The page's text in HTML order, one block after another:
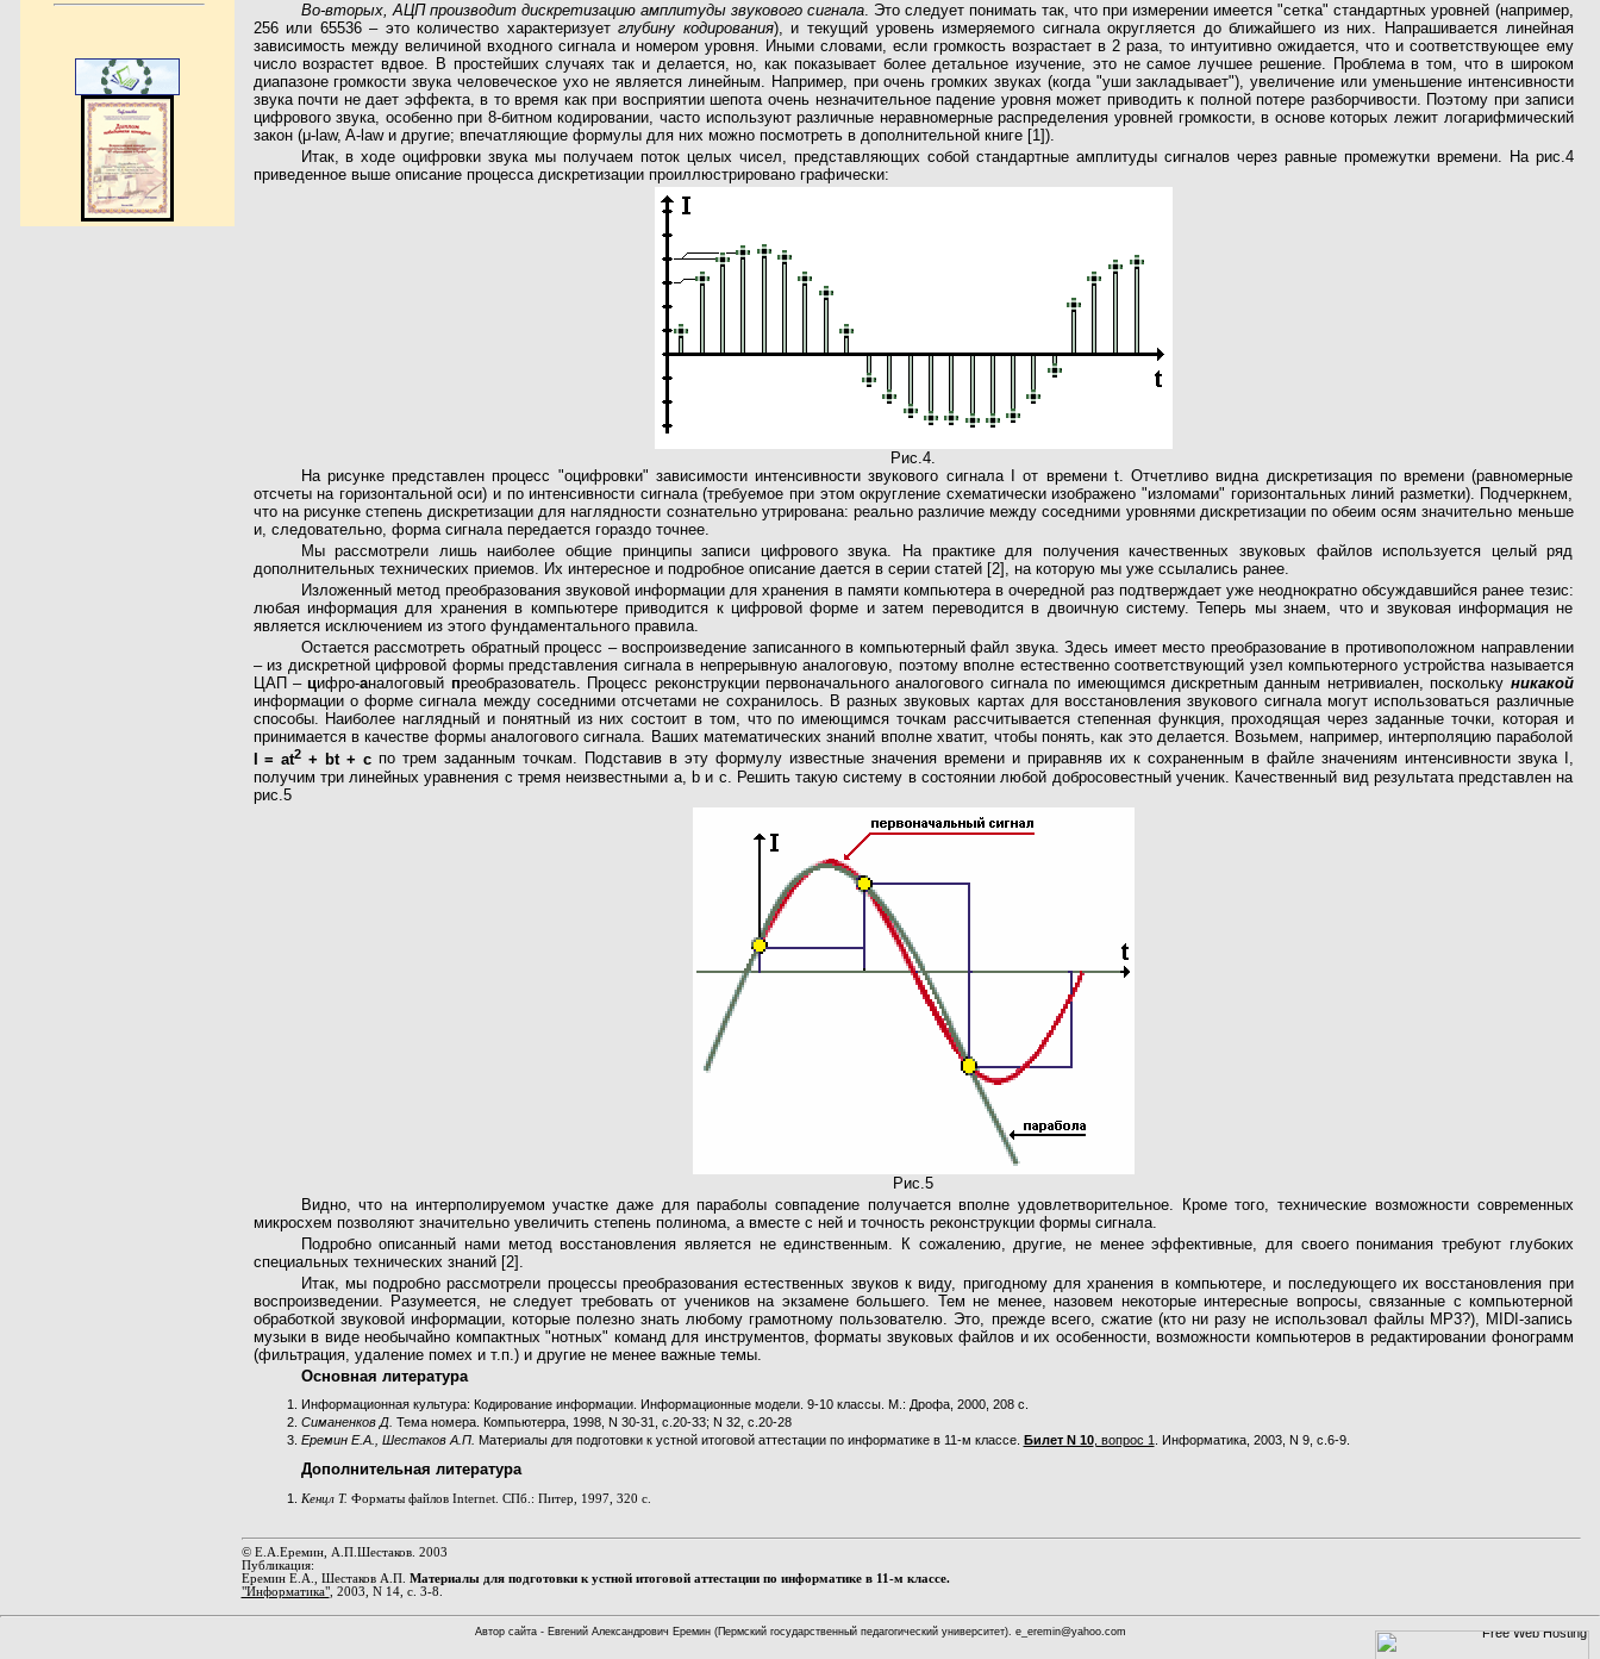
Во-вторых, АЦП производит дискретизацию амплитуды звукового сигнала. Это следует понимать так, что при измерении имеется "сетка" стандартных уровней (например,
256 или 65536 – это количество характеризуетглубину кодирования), и текущий уровень измеряемого сигнала округляется до ближайшего из них. Напрашивается линейная
зависимость между величиной входного сигнала и номером уровня. Иными словами, если громкость возрастает в 2 раза, то интуитивно ожидается, что и соответствующее ему
число возрастет вдвое. В простейших случаях так и делается, но, как показывает более детальное изучение, это не самое лучшее решение. Проблема в том, что в широком
диапазоне громкости звука человеческое ухо не является линейным. Например, при очень громких звуках (когда "уши закладывает"), увеличение или уменьшение интенсивности
звука почти не дает эффекта, в то время как при восприятии шепота очень незначительное падение уровня может приводить к полной потере разборчивости. Поэтому при записи
цифрового звука, особенно при 8-битном кодировании, часто используют различные неравномерные распределения уровней громкости, в основе которых лежит логарифмический
закон (μ-law, A-law и другие; впечатляющие формулы для них можно посмотреть в дополнительной книге [1]).
Итак, в ходе оцифровки звука мы получаем поток целых чисел, представляющих собой стандартные амплитуды сигналов через равные промежутки времени. На рис.4
приведенное выше описание процесса дискретизации проиллюстрировано графически:
Рис.4.
На рисунке представлен процесс "оцифровки" зависимости интенсивности звукового сигнала I от времени t. Отчетливо видна дискретизация по времени (равномерные
отсчеты на горизонтальной оси) и по интенсивности сигнала (требуемое при этом округление схематически изображено "изломами" горизонтальных линий разметки). Подчеркнем,
что на рисунке степень дискретизации для наглядности сознательно утрирована: реально различие между соседними уровнями дискретизации по обеим осям значительно меньше
и, следовательно, форма сигнала передается гораздо точнее.
Мы рассмотрели лишь наиболее общие принципы записи цифрового звука. На практике для получения качественных звуковых файлов используется целый ряд
дополнительных технических приемов. Их интересное и подробное описание дается в серии статей [2], на которую мы уже ссылались ранее.
Изложенный метод преобразования звуковой информации для хранения в памяти компьютера в очередной раз подтверждает уже неоднократно обсуждавшийся ранее тезис:
любая информация для хранения в компьютере приводится к цифровой форме и затем переводится в двоичную систему. Теперь мы знаем, что и звуковая информация не
является исключением из этого фундаментального правила.
Остается рассмотреть обратный процесс – воспроизведение записанного в компьютерный файл звука. Здесь имеет место преобразование в противоположном направлении
– из дискретной цифровой формы представления сигнала в непрерывную аналоговую, поэтому вполне естественно соответствующий узел компьютерного устройства называется
ЦАП –цифро-аналоговый преобразователь. Процесс реконструкции первоначального аналогового сигнала по имеющимся дискретным данным нетривиален, поскольку никакой
информации о форме сигнала между соседними отсчетами не сохранилось. В разных звуковых картах для восстановления звукового сигнала могут использоваться различные
способы. Наиболее наглядный и понятный из них состоит в том, что по имеющимся точкам рассчитывается степенная функция, проходящая через заданные точки, которая и
принимается в качестве формы аналогового сигнала. Ваших математических знаний вполне хватит, чтобы понять, как это делается. Возьмем, например, интерполяцию параболой
I = at2 + bt + c по трем заданным точкам. Подставив в эту формулу известные значения времени и приравняв их к сохраненным в файле значениям интенсивности звука I,
получим три линейных уравнения с тремя неизвестными a, b и c. Решить такую систему в состоянии любой добросовестный ученик. Качественный вид результата представлен на
рис.5
Рис.5
Видно, что на интерполируемом участке даже для параболы совпадение получается вполне удовлетворительное. Кроме того, технические возможности современных
микросхем позволяют значительно увеличить степень полинома, а вместе с ней и точность реконструкции формы сигнала.
Подробно описанный нами метод восстановления является не единственным. К сожалению, другие, не менее эффективные, для своего понимания требуют глубоких
специальных технических знаний [2].
Итак, мы подробно рассмотрели процессы преобразования естественных звуков к виду, пригодному для хранения в компьютере, и последующего их восстановления при
воспроизведении. Разумеется, не следует требовать от учеников на экзамене большего. Тем не менее, назовем некоторые интересные вопросы, связанные с компьютерной
обработкой звуковой информации, которые полезно знать любому грамотному пользователю. Это, прежде всего, сжатие (кто ни разу не использовал файлы MP3?), MIDI-запись
музыки в виде необычайно компактных "нотных" команд для инструментов, форматы звуковых файлов и их особенности, возможности компьютеров в редактировании фонограмм
(фильтрация, удаление помех и т.п.) и другие не менее важные темы.
Основная литература
Информационная культура: Кодирование информации. Информационные модели. 9-10 классы. М.: Дрофа, 2000, 208 с.
Симаненков Д. Тема номера. Компьютерра, 1998, N 30-31, с.20-33; N 32, с.20-28
Еремин Е.А., Шестаков А.П. Материалы для подготовки к устной итоговой аттестации по информатике в 11-м классе. Билет N 10, вопрос 1 . Информатика, 2003, N 9, с.6-9.
Дополнительная литература
Кенцл Т. Форматы файлов Internet. СПб.: Питер, 1997, 320 с.
© Е.А.Еремин, А.П.Шестаков. 2003
Публикация:
Еремин Е.А., Шестаков А.П. Материалы для подготовки к устной итоговой аттестации по информатике в 11-м классе.
"Информатика", 2003, N 14, с. 3-8.
Автор сайта - Евгений Александрович Еремин (Пермский государственный педагогический университет). e_eremin@yahoo.com